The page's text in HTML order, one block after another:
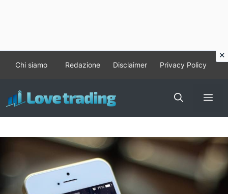
contenuto
Chi siamo Redazione Disclaimer Privacy Policy